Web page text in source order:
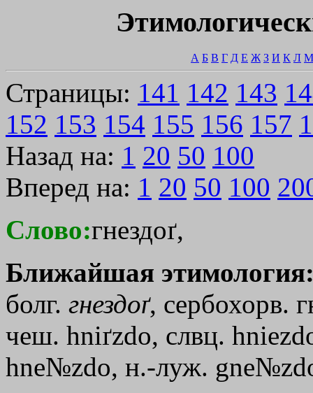
А Б В Г Д Е Ж З И К Л М
Страницы: 141 142 143
152 153 154 155 156 157
Назад на: 1 20 50 100
Вперед на: 1 20 50 100
Слово:гнездоґ,
Ближайшая
болг. гнездоґ, сербохорв.
чеш. hniґzdo, слвц.
hne№zdo, н.-луж.